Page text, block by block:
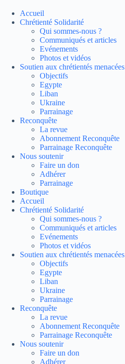
contenu
Accueil
Chrétienté Solidarité
Qui sommes-nous ?
Communiqués et articles
Evénements
Photos et vidéos
Soutien aux chrétientés menacées
Objectifs
Egypte
Liban
Ukraine
Parrainage
Reconquête
La revue
Abonnement Reconquête
Parrainage Reconquête
Nous soutenir
Faire un don
Adhérer
Parrainage
Boutique
Accueil
Chrétienté Solidarité
Qui sommes-nous ?
Communiqués et articles
Evénements
Photos et vidéos
Soutien aux chrétientés menacées
Objectifs
Egypte
Liban
Ukraine
Parrainage
Reconquête
La revue
Abonnement Reconquête
Parrainage Reconquête
Nous soutenir
Faire un don
Adhérer